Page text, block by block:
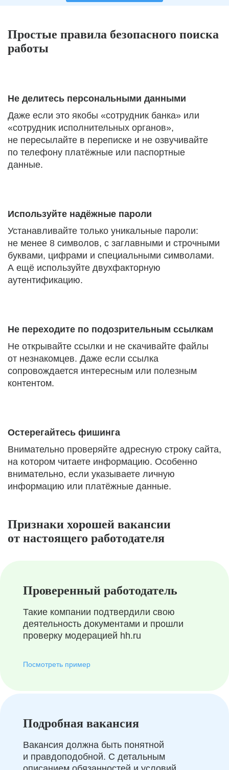
Простые правила безопасного поиска
работы
Не делитесь персональными данными
Даже если это якобы «сотрудник банка» или
«сотрудник исполнительных органов»,
не пересылайте в переписке и не озвучивайте
по телефону платёжные или паспортные
данные.
Используйте надёжные пароли
Устанавливайте только уникальные пароли:
не менее 8 символов, с заглавными и строчными
буквами, цифрами и специальными символами.
А ещё используйте двухфакторную
аутентификацию.
Не переходите по подозрительным ссылкам
Не открывайте ссылки и не скачивайте файлы
от незнакомцев. Даже если ссылка
сопровождается интересным или полезным
контентом.
Остерегайтесь фишинга
Внимательно проверяйте адресную строку сайта,
на котором читаете информацию. Особенно
внимательно, если указываете личную
информацию или платёжные данные.
Признаки хорошей вакансии
от настоящего работодателя
Проверенный работодатель
Такие компании подтвердили свою
деятельность документами и прошли
проверку модерацией hh.ru
Посмотреть пример
Подробная вакансия
Вакансия должна быть понятной
и правдоподобной. С детальным